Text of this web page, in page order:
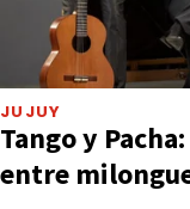
JUJUY
Tango y
entre